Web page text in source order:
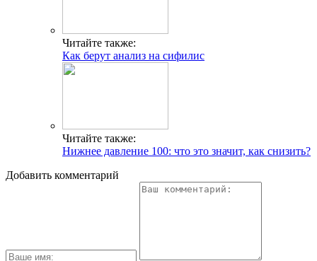
Читайте также:
Как берут анализ на сифилис
Читайте также:
Нижнее давление 100: что это значит, как снизить?
Добавить комментарий